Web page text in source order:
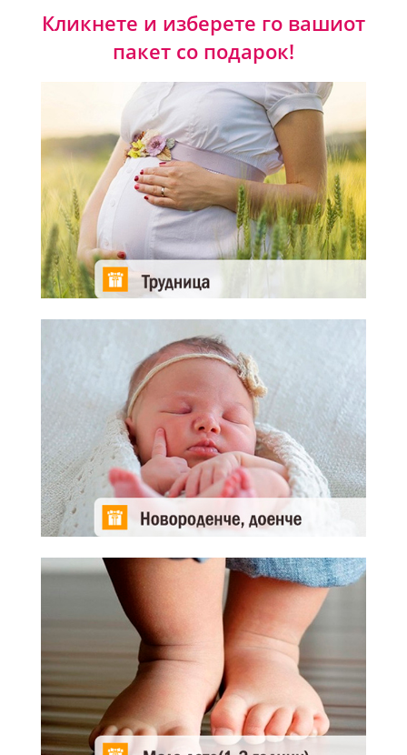
Кликнете и изберете го вашиот
пакет со подарок!